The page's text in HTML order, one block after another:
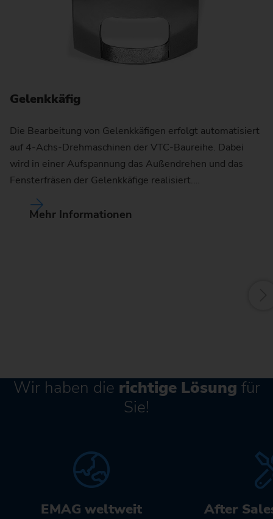
Gelenkkäfig
Die Bearbeitung von Gelenkkäfigen erfolgt automatisiert
auf 4-Achs-Drehmaschinen der VTC-Baureihe. Dabei
wird in einer Aufspannung das Außendrehen und das
Fensterfräsen der Gelenkkäfige realisiert.…
Mehr Informationen
Wir haben die richtige Lösung für
Sie!
EMAG weltweit After